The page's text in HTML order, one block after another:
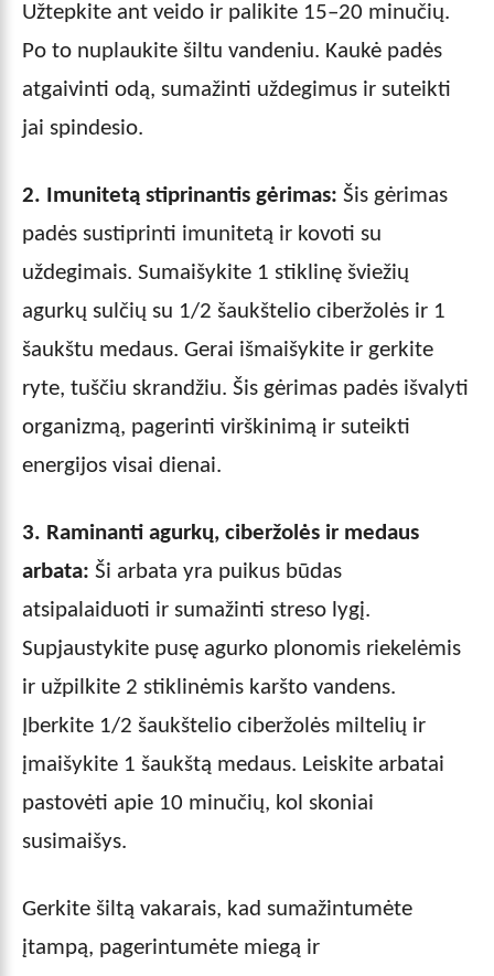
Užtepkite ant veido ir palikite 15–20 minučių.
Po to nuplaukite šiltu vandeniu. Kaukė padės
atgaivinti odą, sumažinti uždegimus ir suteikti
jai spindesio.
2. Imunitetą stiprinantis gėrimas: Šis gėrimas
padės sustiprinti imunitetą ir kovoti su
uždegimais. Sumaišykite 1 stiklinę šviežių
agurkų sulčių su 1/2 šaukštelio ciberžolės ir 1
šaukštu medaus. Gerai išmaišykite ir gerkite
ryte, tuščiu skrandžiu. Šis gėrimas padės išvalyti
organizmą, pagerinti virškinimą ir suteikti
energijos visai dienai.
3. Raminanti agurkų, ciberžolės ir medaus
arbata: Ši arbata yra puikus būdas
atsipalaiduoti ir sumažinti streso lygį.
Supjaustykite pusę agurko plonomis riekelėmis
ir užpilkite 2 stiklinėmis karšto vandens.
Įberkite 1/2 šaukštelio ciberžolės miltelių ir
įmaišykite 1 šaukštą medaus. Leiskite arbatai
pastovėti apie 10 minučių, kol skoniai
susimaišys.
Gerkite šiltą vakarais, kad sumažintumėte
įtampą, pagerintumėte miegą ir